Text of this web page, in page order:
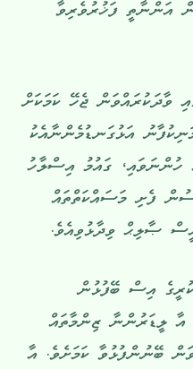
އަންނާތީ ފަޚުރުވެރިވާ
ވާދަކުރައްވަން ޖެހޭ ކަމަކަށް
އަޅުގަނޑުމެންނާއެކު
ހުންނަވައި، ގައުމު އިސްލާހު
ފެށި މަސައްކަތްތައް
ޞާލިޙް ވިދާޅުވިއެވެ.
އިސް ބޭފުޅުން
އާ ލީޑަރުންނާ ޒިންމާތައް
ބޭނުންފުޅުވާ ކަމަށެވެ. އާ